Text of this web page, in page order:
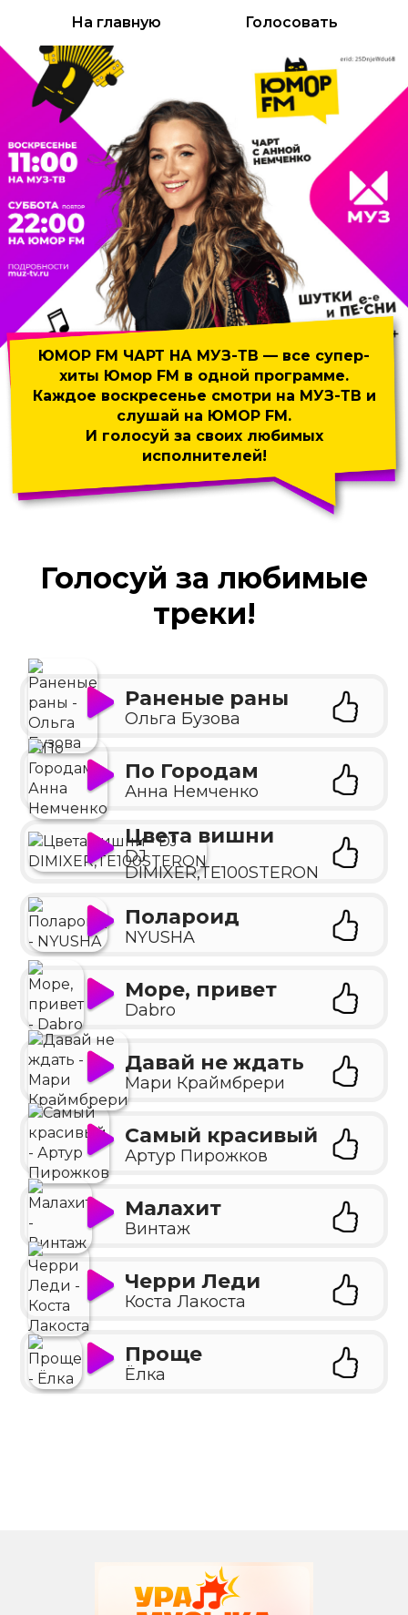
На главную Голосовать
ЮМОР FM ЧАРТ НА МУЗ-ТВ — все супер-
хиты Юмор FM в одной программе.
Каждое воскресенье смотри на МУЗ-ТВ и
слушай на ЮМОР FM.
И голосуй за своих любимых
исполнителей!
Голосуй за любимые
треки!
Раненые раны
Ольга Бузова
По Городам
Анна Немченко
Цвета вишни
DJ
DIMIXER,TE100STERON
Полароид
NYUSHA
Море, привет
Dabro
Давай не ждать
Мари Краймбрери
Самый красивый
Артур Пирожков
Малахит
Винтаж
Черри Леди
Коста Лакоста
Проще
Ёлка